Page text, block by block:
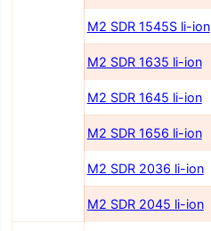
M2 SDR 1545S li-ion
M2 SDR 1635 li-ion
M2 SDR 1645 li-ion
M2 SDR 1656 li-ion
M2 SDR 2036 li-ion
M2 SDR 2045 li-ion